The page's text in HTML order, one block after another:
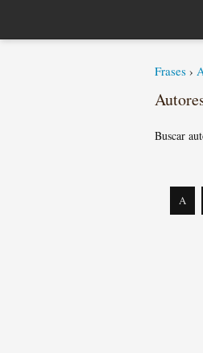
Frases ›
Buscar
A